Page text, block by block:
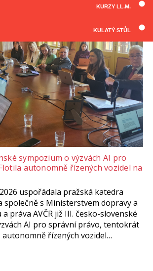
KURZY LL.M.
KULATÝ STŮL
Všechny články
sympozium o výzvách AI pro
autonomně řízených vozidel na
uspořádala pražská katedra
společně s Ministerstvem dopravy a
práva AVČR již III. česko-slovenské
AI pro správní právo, tentokrát
autonomně řízených vozidel…